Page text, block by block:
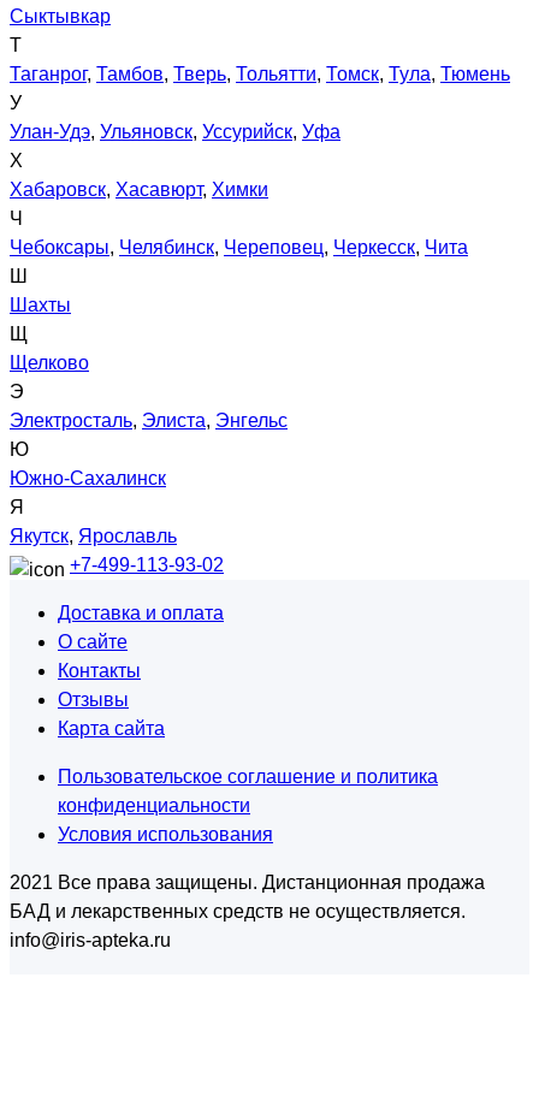
Сыктывкар
Т
Таганрог, Тамбов, Тверь, Тольятти, Томск, Тула, Тюмень
У
Улан-Удэ, Ульяновск, Уссурийск, Уфа
Х
Хабаровск, Хасавюрт, Химки
Ч
Чебоксары, Челябинск, Череповец, Черкесск, Чита
Ш
Шахты
Щ
Щелково
Э
Электросталь, Элиста, Энгельс
Ю
Южно-Сахалинск
Я
Якутск, Ярославль
+7-499-113-93-02
Доставка и оплата
О сайте
Контакты
Отзывы
Карта сайта
Пользовательское соглашение и политика
конфиденциальности
Условия использования
2021 Все права защищены. Дистанционная продажа
БАД и лекарственных средств не осуществляется.
info@iris-apteka.ru